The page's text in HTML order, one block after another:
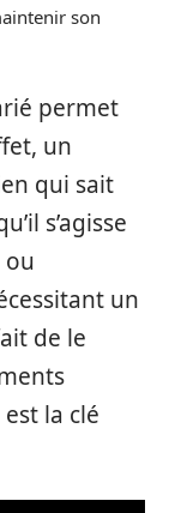
son
permet
un
qui sait
s’agisse
ou
un
de le
la clé